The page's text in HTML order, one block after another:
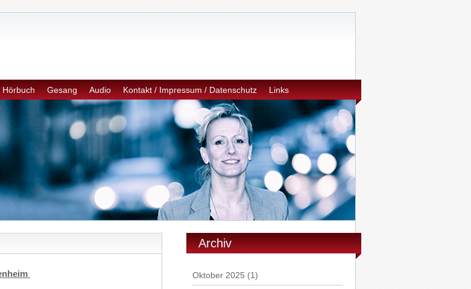
Hörbuch Gesang Audio Kontakt / Impressum / Datenschutz Links
Archiv
Oktober 2025 (1)